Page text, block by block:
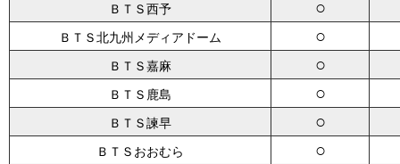
ＢＴＳ西予 ○
ＢＴＳ北九州メディアドーム ○
ＢＴＳ嘉麻 ○
ＢＴＳ鹿島 ○
ＢＴＳ諫早 ○
ＢＴＳおおむら ○